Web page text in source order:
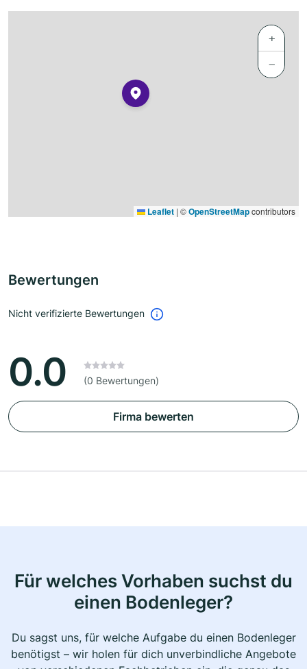
+
−
Leaflet | ©OpenStreetMapcontributors
Bewertungen
Nicht verifizierte Bewertungen
0.0 (0 Bewertungen)
Firma bewerten
Für welches Vorhaben suchst du
einen Bodenleger?
Du sagst uns, für welche Aufgabe du einen Bodenleger
benötigst – wir holen für dich unverbindliche Angebote